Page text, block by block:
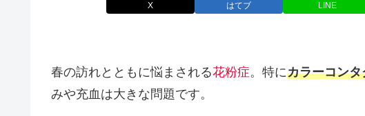
X はてブ LINE
春の訪れとともに悩まされる花粉症。特にカラーコンタ
みや充血は大きな問題です。